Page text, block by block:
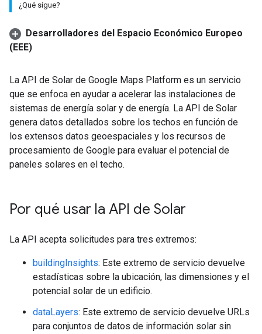
¿Qué sigue?
Desarrolladores del Espacio Económico Europeo
(EEE)
La API de Solar de Google Maps Platform es un servicio
que se enfoca en ayudar a acelerar las instalaciones de
sistemas de energía solar y de energía. La API de Solar
genera datos detallados sobre los techos en función de
los extensos datos geoespaciales y los recursos de
procesamiento de Google para evaluar el potencial de
paneles solares en el techo.
Por qué usar la API de Solar
La API acepta solicitudes para tres extremos:
buildingInsights: Este extremo de servicio devuelve
estadísticas sobre la ubicación, las dimensiones y el
potencial solar de un edificio.
dataLayers: Este extremo de servicio devuelve URLs
para conjuntos de datos de información solar sin